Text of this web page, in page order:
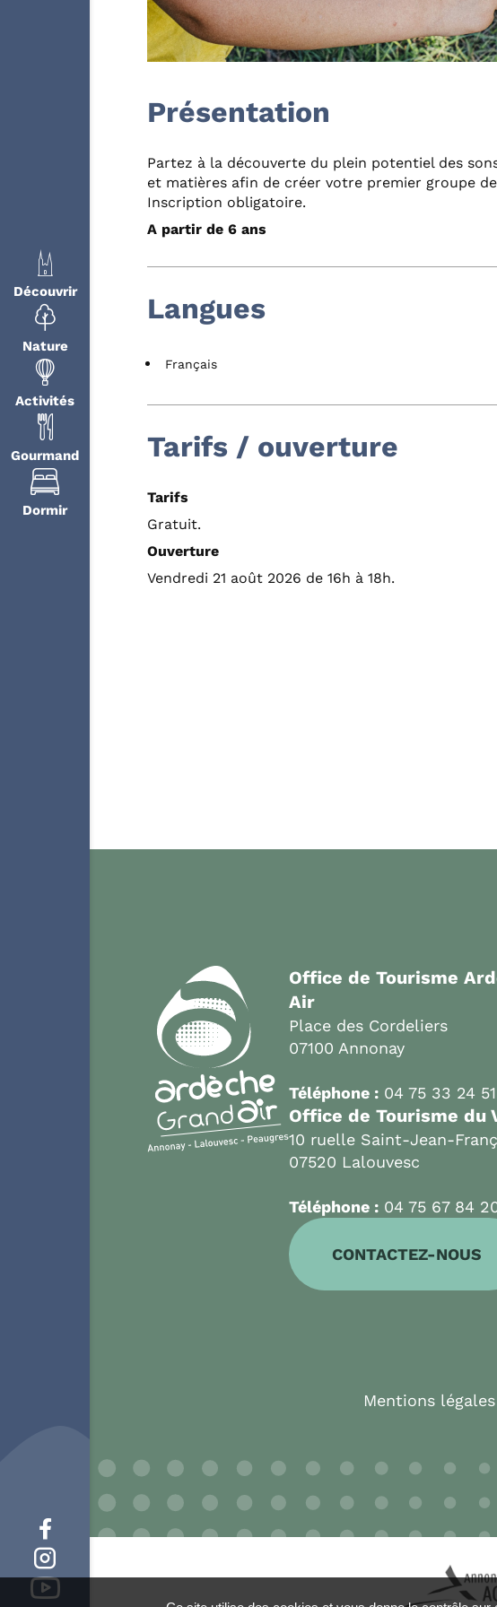
Découvrir
Nature
Activités
Gourmand
Dormir
Présentation
Partez à la découverte du plein potentiel des
et matières afin de créer votre premier groupe
Inscription obligatoire.
A partir de 6 ans
Langues
Français
Tarifs / ouverture
Tarifs
Gratuit.
Ouverture
Vendredi 21 août 2026 de 16h à 18h.
Office de Tourisme
Air
Place des Cordeliers
07100 Annonay
Téléphone : 04 75 33 24 51
Office de Tourisme du
10 ruelle Saint-Jean-
07520 Lalouvesc
Téléphone : 04 75 67 84
CONTACTEZ-NOUS
Mentions légales